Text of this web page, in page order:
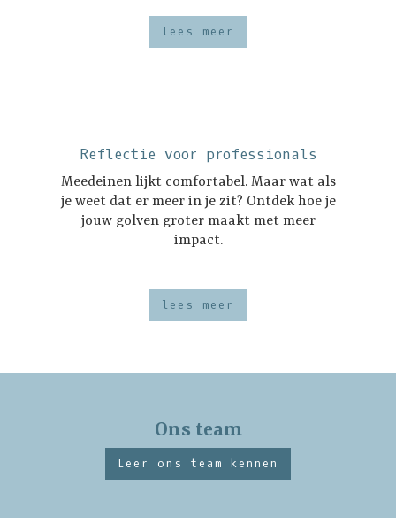
lees meer
Reflectie voor professionals
Meedeinen lijkt comfortabel. Maar wat als
je weet dat er meer in je zit? Ontdek hoe je
jouw golven groter maakt met meer
impact.
lees meer
Ons team
Leer ons team kennen